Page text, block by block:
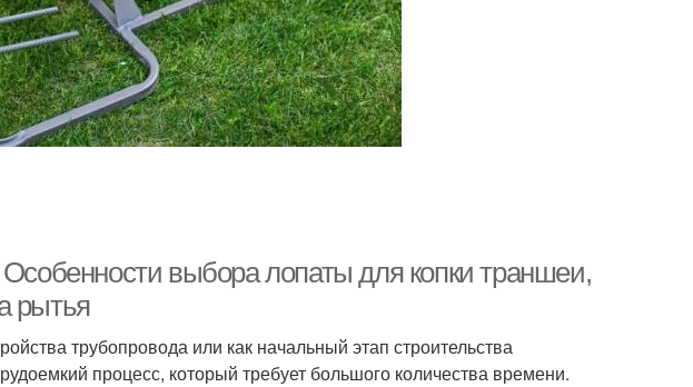
выбора лопаты для копки траншеи,
рытья
трубопровода или как начальный этап строительства
процесс, который требует большого количества времени.